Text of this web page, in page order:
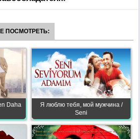
ПОСМОТРЕТЬ:
Daha
Я люблю тебя, мой мужчина /
Seni